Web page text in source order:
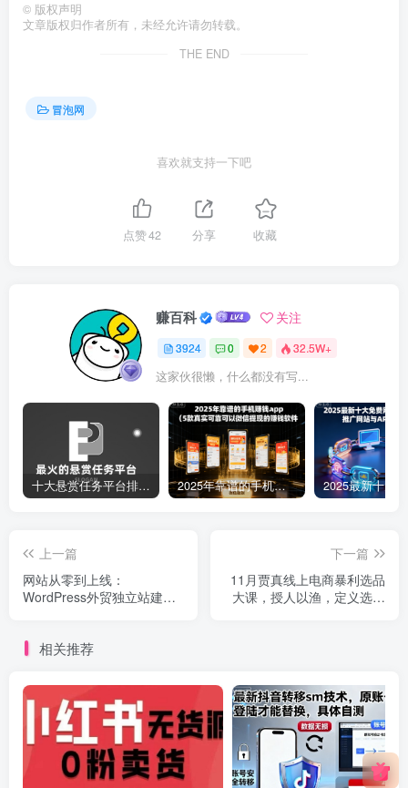
© 版权声明
文章版权归作者所有，未经允许请勿转载。
THE END
冒泡网
喜欢就支持一下吧
点赞42 分享 收藏
赚百科 关注
3924 0 2 32.5W+
这家伙很懒，什么都没有写...
十大悬赏任务平台排行榜（全网最好的悬赏任务平台） 2025年靠谱的手机赚钱app（5款真实可靠可以微信提现的赚钱软件）
上一篇
网站从零到上线：
WordPress外贸独立站建站
下一篇
11月贾真线上电商暴利选品
大课，授人以渔，定义选品
相关推荐